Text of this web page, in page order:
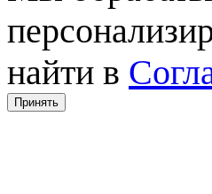
найти в
Принять